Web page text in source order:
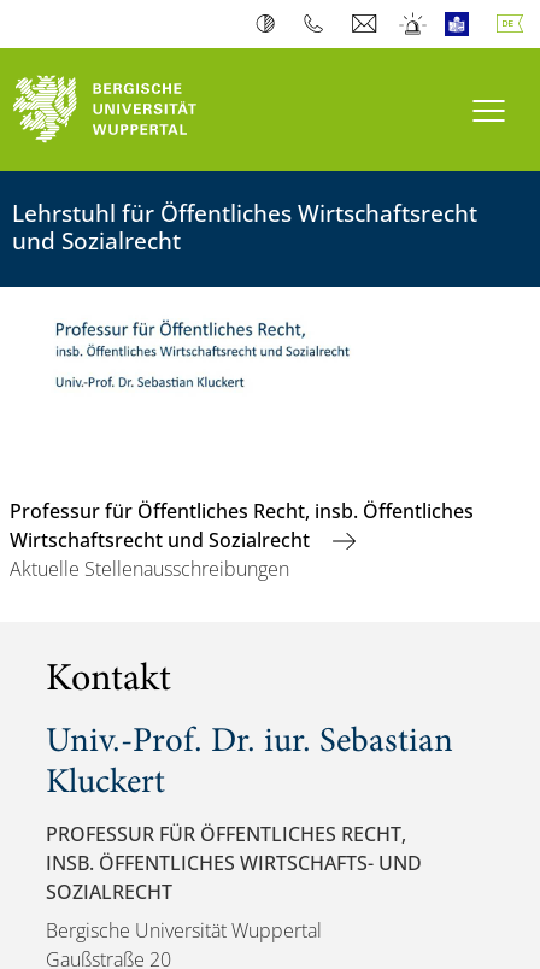
Lehrstuhl für Öffentliches Wirtschaftsrecht
und Sozialrecht
Professur für Öffentliches Recht, insb. Öffentliches
Wirtschaftsrecht und Sozialrecht
Aktuelle Stellenausschreibungen
Kontakt
Univ.-Prof. Dr. iur. Sebastian
Kluckert
PROFESSUR FÜR ÖFFENTLICHES RECHT,
INSB. ÖFFENTLICHES WIRTSCHAFTS- UND
SOZIALRECHT
Bergische Universität Wuppertal
Gaußstraße 20